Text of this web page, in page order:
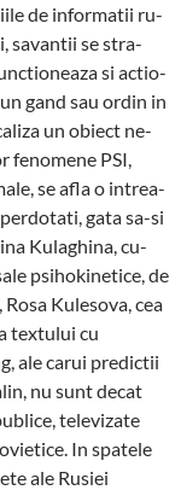
de informatii ru­
savantii se stra­
si ac­tio­
gand sau ordin in
un obiect ne­­
fenomene PSI,
se afla o in­trea­
gata sa-si
Ku­laghina, cu­
psi­ho­kinetice, de
Kule­sova, cea
tex­tului cu
ale carui predictii
nu sunt decat
televizate
In spatele
ale Ru­siei